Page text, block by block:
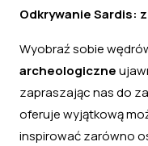
Odkrywanie Sardis:
Wyobraź sobie
archeologiczne
zapraszając nas do
oferuje wyjątkową
inspirować zarówno